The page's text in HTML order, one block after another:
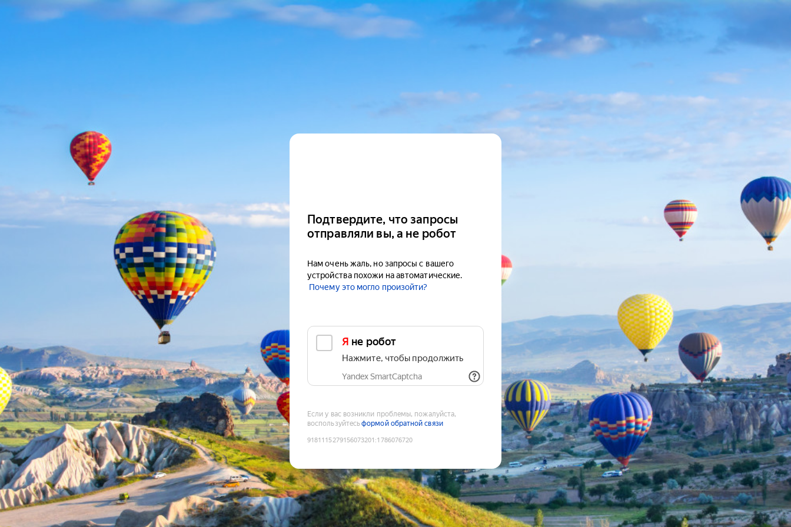
Подтвердите, что запросы
отправляли вы, а не робот
Нам очень жаль, но запросы с вашего
устройства похожи на автоматические.
Почему это могло произойти?
Я не робот
Нажмите, чтобы продолжить
Yandex SmartCaptcha
Если у вас возникли проблемы, пожалуйста,
воспользуйтесьформой обратной связи
9181115279156073201 :1786076720